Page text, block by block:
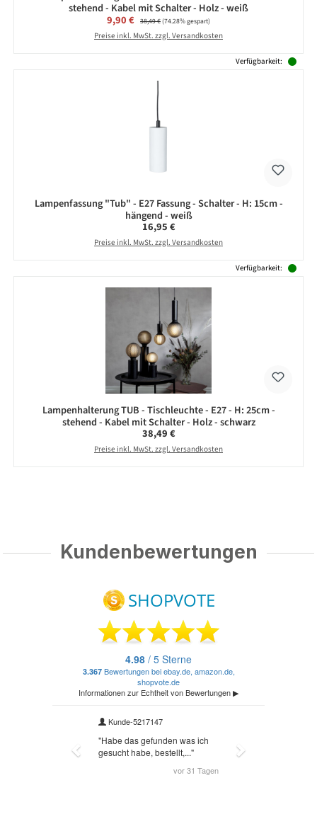
stehend - Kabel mit Schalter - Holz - weiß
Verkaufspreis:
9,90 € Regulärer Preis:
38,49 €(74.28% gespart)
Preise inkl. MwSt. zzgl. Versandkosten
Verfügbarkeit:
Lampenfassung "Tub" - E27 Fassung - Schalter - H: 15cm -
hängend - weiß
Regulärer Preis:
16,95 €
Preise inkl. MwSt. zzgl. Versandkosten
Verfügbarkeit:
Lampenhalterung TUB - Tischleuchte - E27 - H: 25cm -
stehend - Kabel mit Schalter - Holz - schwarz
Regulärer Preis:
38,49 €
Preise inkl. MwSt. zzgl. Versandkosten
Kundenbewertungen